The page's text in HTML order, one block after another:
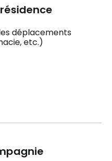
déplacements
etc.)